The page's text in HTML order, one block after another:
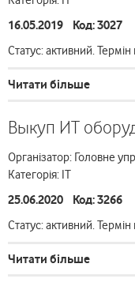
16.05.2019 Код: 3027
Статус: активний.
Читати більше
Выкуп ИТ
Організатор: Головне
Категорія: ІТ
25.06.2020 Код: 3266
Статус: активний.
Читати більше